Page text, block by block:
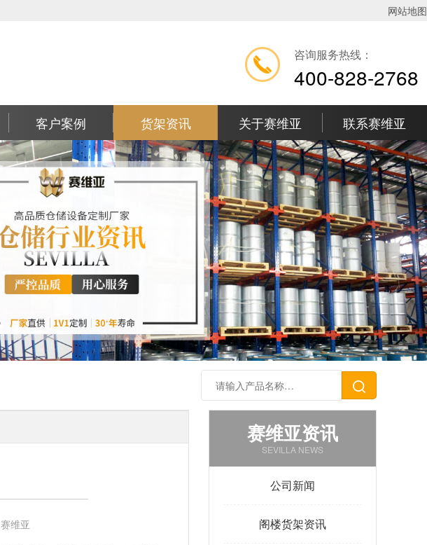
网站地图
咨询服务热线：
400-828-2768
客户案例 货架资讯 关于赛维亚 联系赛维亚
赛维亚
赛维亚资讯
SEVILLA NEWS
公司新闻
阁楼货架资讯